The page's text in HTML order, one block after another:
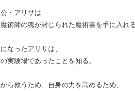
・アリサは
術師の魂が封じられた魔術書を手に入れ
なったアリサは、
実験場であったことを知る。
ら救うため、自身の力を高めるため、